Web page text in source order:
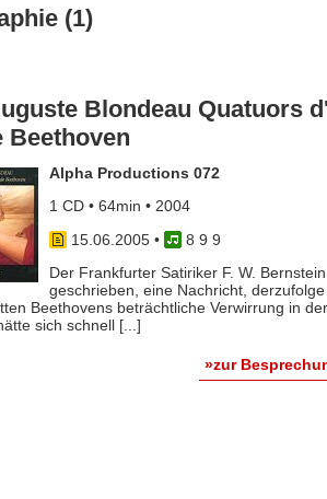
(1)
Blondeau Quatuors
Beethoven
Alpha Productions 072
1 CD • 64min • 2004
15.06.2005•
8 9 9
Der Frankfurter Satiriker F. W.
geschrieben, eine Nachricht,
Beethovens beträchtliche Verwirrung in
sich schnell [...]
»zur